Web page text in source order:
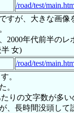
/road/test/
すが、大きな画
2000年代前半の
女)
/road/test/
。
。
りの文字数が多
、長時間没頭し